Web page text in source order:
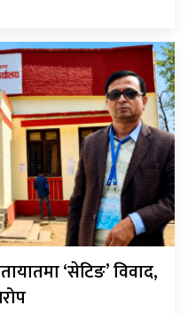
‘सेटिङ’ विवाद,